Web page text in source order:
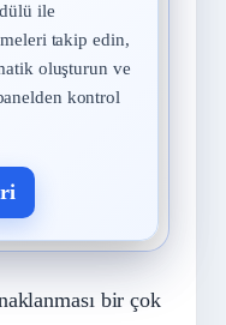
ile
takip edin,
oluşturun ve
kontrol
bir çok